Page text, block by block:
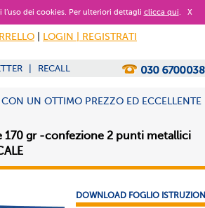
dei cookies. Per ulteriori dettagli clicca qui. X
LOGIN | REGISTRATI
RECALL
UN OTTIMO PREZZO ED ECCELLENTE
170 gr -confezione 2 punti metallici
DOWNLOAD FOGLIO ISTRUZIONI